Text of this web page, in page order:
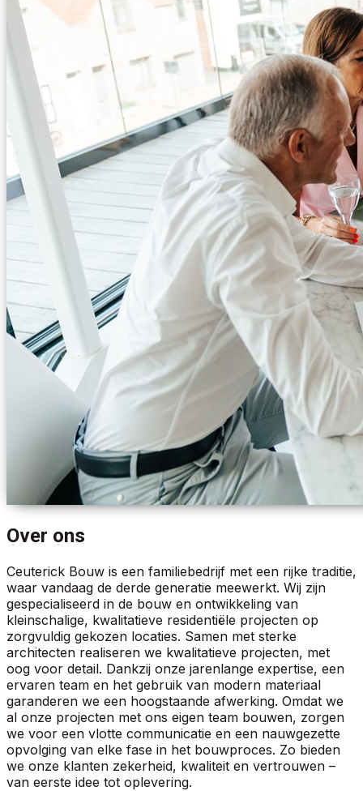
Over ons
Ceuterick Bouw is een familiebedrijf met een rijke traditie,
waar vandaag de derde generatie meewerkt. Wij zijn
gespecialiseerd in de bouw en ontwikkeling van
kleinschalige, kwalitatieve residentiële projecten op
zorgvuldig gekozen locaties. Samen met sterke
architecten realiseren we kwalitatieve projecten, met
oog voor detail. Dankzij onze jarenlange expertise, een
ervaren team en het gebruik van modern materiaal
garanderen we een hoogstaande afwerking. Omdat we
al onze projecten met ons eigen team bouwen, zorgen
we voor een vlotte communicatie en een nauwgezette
opvolging van elke fase in het bouwproces. Zo bieden
we onze klanten zekerheid, kwaliteit en vertrouwen –
van eerste idee tot oplevering.